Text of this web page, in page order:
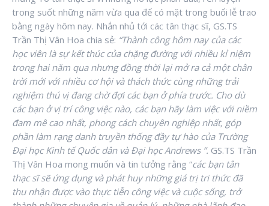
trong suốt những năm vừa qua để có mặt trong buổi lễ trao
bằng ngày hôm nay. Nhắn nhủ tới các tân thạc sĩ, GS.TS
Trần Thị Vân Hoa chia sẻ: “Thành công hôm nay của các
học viên là sự kết thúc của chặng đường với nhiều kỉ niệm
trong hai năm qua nhưng đồng thời lại mở ra cả một chân
trời mới với nhiều cơ hội và thách thức cùng những trải
nghiệm thú vị đang chờ đợi các bạn ở phía trước. Cho dù
các bạn ở vị trí công việc nào, các bạn hãy làm việc với niềm
đam mê cao nhất, phong cách chuyên nghiệp nhất, góp
phần làm rạng danh truyền thống đầy tự hào của Trường
Đại học Kinh tế Quốc dân và Đại học Andrews ”. GS.TS Trần
Thị Vân Hoa mong muốn và tin tưởng rằng “các bạn tân
thạc sĩ sẽ ứng dụng và phát huy những giá trị tri thức đã
thu nhận được vào thực tiễn công việc và cuộc sống, trở